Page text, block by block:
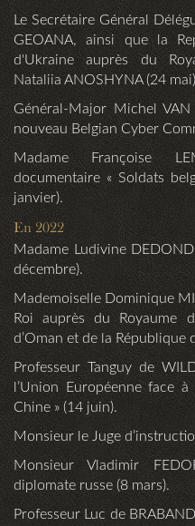
Le Secrétaire Général
GEOANA, ainsi que la
d'Ukraine auprès du
Nataliia ANOSHYNA (24
Général-Major Michel VAN
nouveau Belgian Cyber
Madame Françoise
documentaire « Soldats
janvier).
En 2022
Madame Ludivine
décembre).
Mademoiselle Dominique
Roi auprès du Royaume
d’Oman et de la République
Professeur Tanguy de
l’Union Européenne face
Chine » (14 juin).
Monsieur le Juge
Monsieur Vladimir
diplomate russe (8 mars).
Professeur Luc de